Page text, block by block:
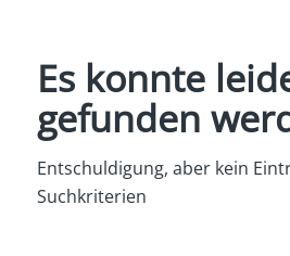
Es konnte
gefunden
Entschuldigung, aber kein
Suchkriterien